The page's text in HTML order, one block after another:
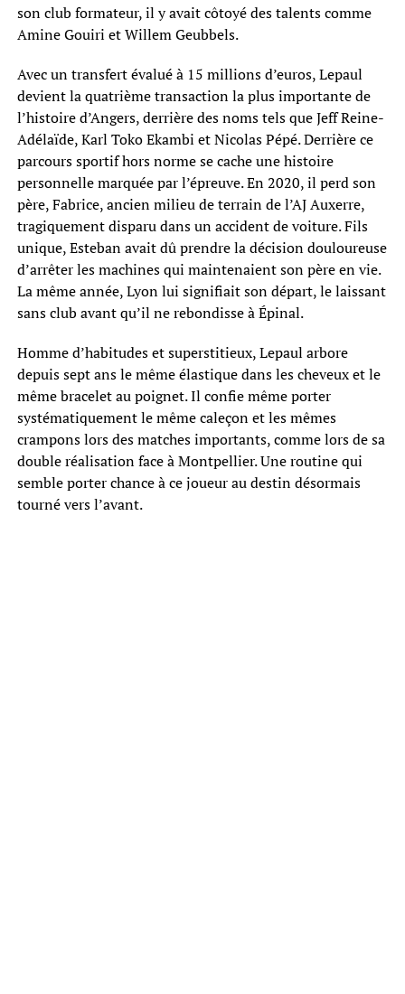
son club formateur, il y avait côtoyé des talents comme
Amine Gouiri et Willem Geubbels.
Avec un transfert évalué à 15 millions d’euros, Lepaul
devient la quatrième transaction la plus importante de
l’histoire d’Angers, derrière des noms tels que Jeff Reine-
Adélaïde, Karl Toko Ekambi et Nicolas Pépé. Derrière ce
parcours sportif hors norme se cache une histoire
personnelle marquée par l’épreuve. En 2020, il perd son
père, Fabrice, ancien milieu de terrain de l’AJ Auxerre,
tragiquement disparu dans un accident de voiture. Fils
unique, Esteban avait dû prendre la décision douloureuse
d’arrêter les machines qui maintenaient son père en vie.
La même année, Lyon lui signifiait son départ, le laissant
sans club avant qu’il ne rebondisse à Épinal.
Homme d’habitudes et superstitieux, Lepaul arbore
depuis sept ans le même élastique dans les cheveux et le
même bracelet au poignet. Il confie même porter
systématiquement le même caleçon et les mêmes
crampons lors des matches importants, comme lors de sa
double réalisation face à Montpellier. Une routine qui
semble porter chance à ce joueur au destin désormais
tourné vers l’avant.